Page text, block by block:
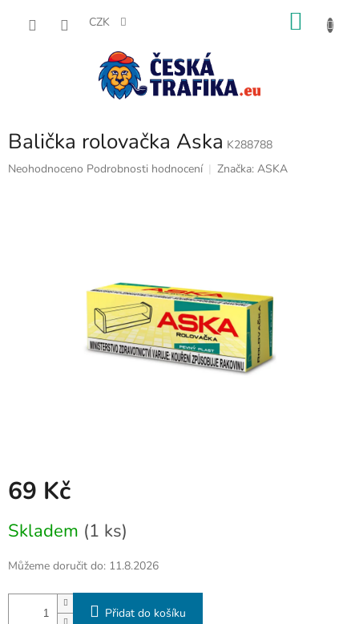
CZK
Balička rolovačka Aska K288788
Průměrné
Neohodnoceno Podrobnosti hodnocení Značka: ASKA
69 Kč
cena:
Skladem (1 ks)
Můžeme doručit do: 11.8.2026
Přidat do košíku